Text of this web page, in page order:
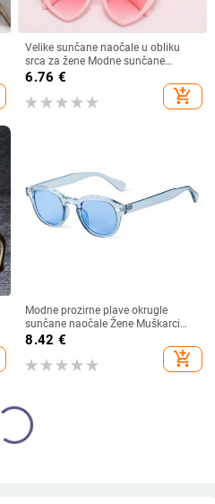
Velike sunčane naočale u obliku
srca za žene Modne sunčane
naočale s ljubavnim srcem UV400
6.76 €
add_shopping_cart
Modne prozirne plave okrugle
sunčane naočale Žene Muškarci
2024 Retro kornjačaste male
četvrtaste sunčane naočale UV400
Lunettes De Soleil
8.42 €
add_shopping_cart